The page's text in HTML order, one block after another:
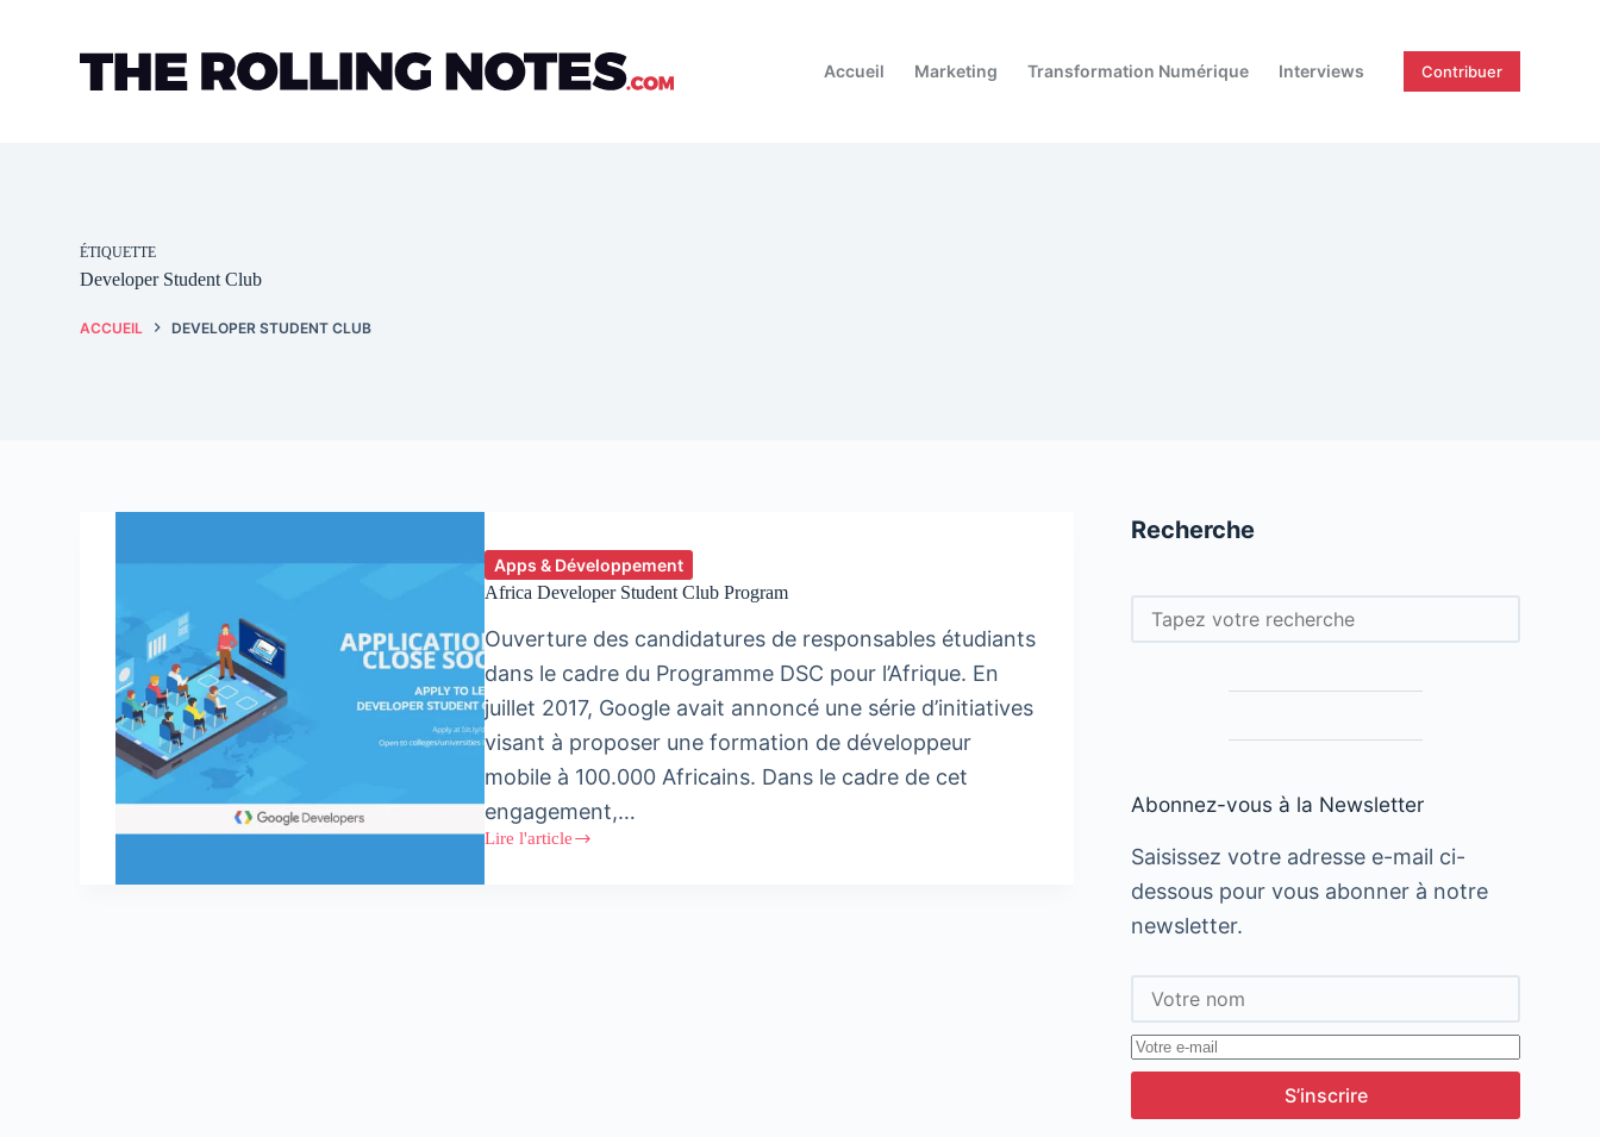
Accueil
Marketing Transformation Numérique Interviews Contribuer
ÉTIQUETTE
Developer Student Club
ACCUEIL DEVELOPER STUDENT CLUB
Apps & Développement
Africa Developer Student Club Program
Ouverture des candidatures de responsables étudiants
dans le cadre du Programme DSC pour l’Afrique. En
juillet 2017, Google avait annoncé une série d’initiatives
visant à proposer une formation de développeur
mobile à 100.000 Africains. Dans le cadre de cet
engagement,…
Lire l'article
Africa
Student
Recherche
Rechercher
Abonnez-vous à la Newsletter
Saisissez votre adresse e-mail ci-
dessous pour vous abonner à notre
newsletter.
S’inscrire